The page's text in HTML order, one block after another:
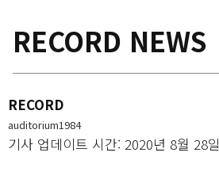
RECORD NEWS
RECORD
auditorium1984
기사 업데이트 시간: 2020년 8월 28